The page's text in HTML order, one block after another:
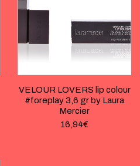
VELOUR LOVERS lip colour
#foreplay 3,6 gr by Laura
Mercier
16,94€